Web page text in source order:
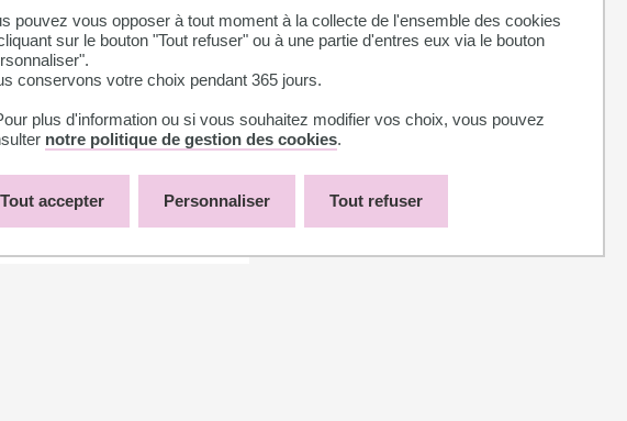
pouvez vous opposer à tout moment à la collecte de l'ensemble des cookies
sur le bouton "Tout refuser" ou à une partie d'entres eux via le bouton
conservons votre choix pendant 365 jours.
plus d'information ou si vous souhaitez modifier vos choix, vous pouvez
notre politique de gestion des cookies.
Tout accepter Tout refuser
Personnaliser
rouge n° 96, (sortie du